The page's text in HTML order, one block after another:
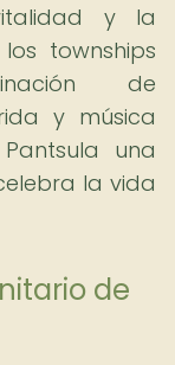
y la
townships
de
y música
una
la vida
de